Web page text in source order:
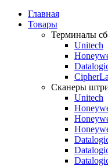
Главная
Товары
Терминалы
Unitech
Сканеры
Unitech